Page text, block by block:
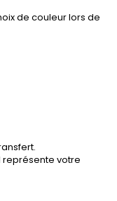
de couleur lors de
représente votre